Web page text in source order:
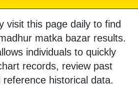
visit this page daily to find
matka bazar results.
individuals to quickly
records, review past
historical data.